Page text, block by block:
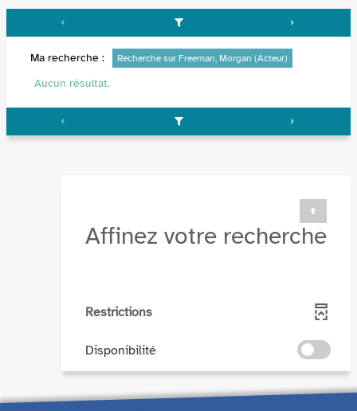
Ma recherche : Recherche sur Freeman, Morgan (Acteur)
Aucun résultat.
Affinez votre recherche
Restrictions
Disponibilité
-
ajouter